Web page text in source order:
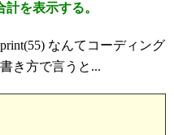
を表示する。
なんてコーディング
き方で言うと...